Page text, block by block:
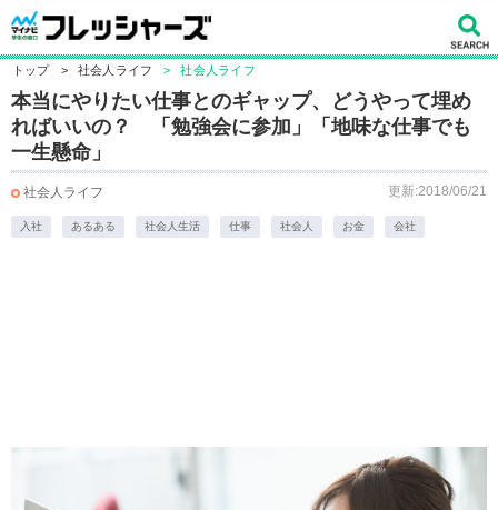
トップ > 社会人ライフ > 社会人ライフ
本当にやりたい仕事とのギャップ、どうやって埋め
ればいいの？ 「勉強会に参加」「地味な仕事でも
一生懸命」
社会人ライフ 更新:2018/06/21
入社 あるある 社会人生活 仕事 社会人 お金 会社